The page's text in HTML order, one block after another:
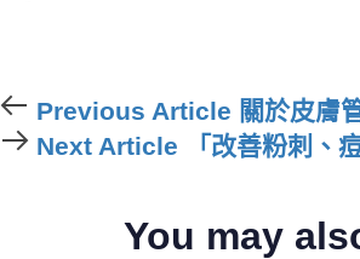
Previous
Article
Previous Article 關於皮膚
NextNext Article 「改善粉刺、
You may